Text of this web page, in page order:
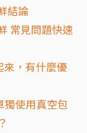
結論
常見問題快速
來，有什麼優
獨使用真空包